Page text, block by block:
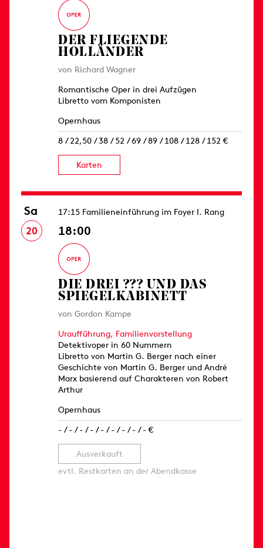
DER FLIEGENDE
HOLLÄNDER
von Richard Wagner
Romantische Oper in drei Aufzügen
Libretto vom Komponisten
Opernhaus
8 / 22,50 / 38 / 52 / 69 / 89 / 108 / 128 / 152 €
Karten
Sa
20
17:15 Familieneinführung im Foyer I. Rang
18:00
DIE DREI ??? UND DAS
SPIEGELKABINETT
von Gordon Kampe
Uraufführung, Familienvorstellung
Detektivoper in 60 Nummern
Libretto von Martin G. Berger nach einer
Geschichte von Martin G. Berger und André
Marx basierend auf Charakteren von Robert
Arthur
Opernhaus
- / - / - / - / - / - / - / - / - €
Ausverkauft
evtl. Restkarten an der Abendkasse